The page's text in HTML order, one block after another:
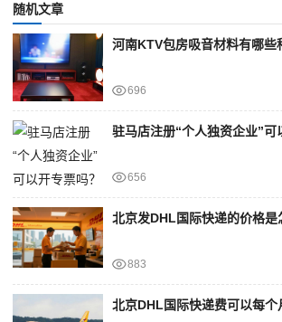
随机文章
河南KTV包房吸音材料有哪些
696
驻马店注册“个人独资企业”可
656
北京发DHL国际快递的价格是
883
北京DHL国际快递费可以每个